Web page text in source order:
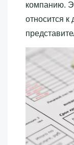
компанию.
относится к